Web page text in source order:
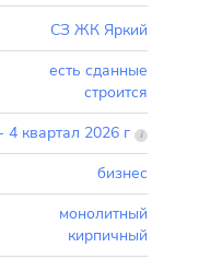
СЗ ЖК Яркий
есть сданные
строится
4 квартал 2026 г
бизнес
монолитный
кирпичный